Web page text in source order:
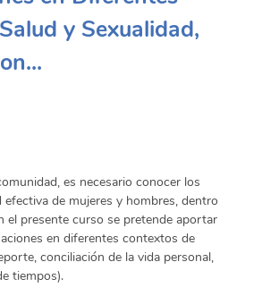
y Sexualidad,
es necesario conocer los
de mujeres y hombres, dentro
el presente curso se pretende aportar
en diferentes contextos de
conciliación de la vida personal,
tiempos).